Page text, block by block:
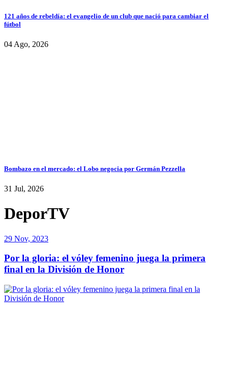
121 años de rebeldía: el evangelio de un club que nació para cambiar el
fútbol
04 Ago, 2026
Bombazo en el mercado: el Lobo negocia por Germán Pezzella
31 Jul, 2026
DeporTV
29 Nov, 2023
Por la gloria: el vóley femenino juega la primera
final en la División de Honor